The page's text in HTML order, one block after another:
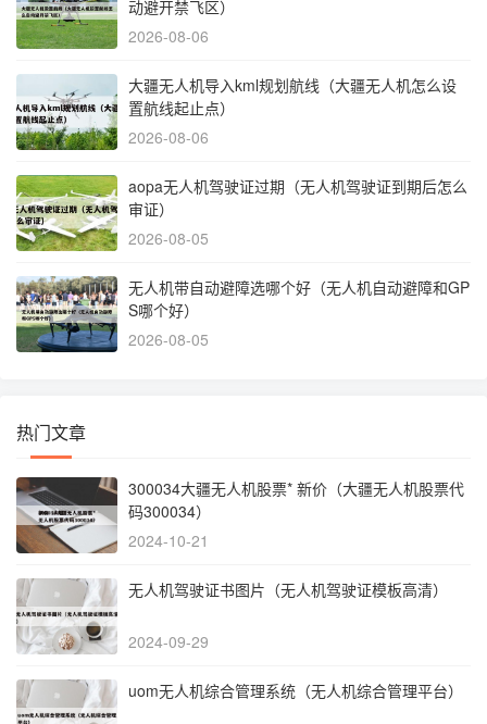
动避开禁飞区）
2026-08-06
大疆无人机导入kml规划航线（大疆无人机怎么设
置航线起止点）
2026-08-06
aopa无人机驾驶证过期（无人机驾驶证到期后怎么
审证）
2026-08-05
无人机带自动避障选哪个好（无人机自动避障和GP
S哪个好）
2026-08-05
热门文章
300034大疆无人机股票* 新价（大疆无人机股票代
码300034）
2024-10-21
无人机驾驶证书图片（无人机驾驶证模板高清）
2024-09-29
uom无人机综合管理系统（无人机综合管理平台）